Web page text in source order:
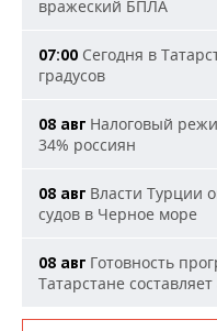
вражеский БПЛА
07:00 Сегодня в
градусов
08 авг Налоговый
34% россиян
08 авг Власти Турции
судов в Черное море
08 авг Готовность
Татарстане составляет